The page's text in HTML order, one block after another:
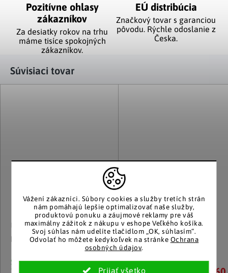
Vážení zákazníci. Súbory cookies a služby tretích strán
nám pomáhajú lepšie optimalizovať naše služby,
produktovú ponuku a záujmové reklamy pre váš
maximálny zážitok z nákupu v eshope Veľkého košíka.
Svoj súhlas nám udelíte tlačidlom „OK, súhlasím“.
Odvolať ho môžete kedykoľvek na stránke Ochrana
osobných údajov.
Pozitívne ohlasy
zákazníkov
Za desiatky rokov na trhu
máme tisíce spokojných
zákazníkov.
EÚ distribúcia
Značkový tovar s garanciou
pôvodu. Rýchle odoslanie z
Česka.
Súvisiaci tovar
Die moderne Hausfrau
Multi-držiak do auta
Skladom
10 a viac kusov
Die moderne Hausfrau
Huba proti námraze
Skladom
10 a viac kusov